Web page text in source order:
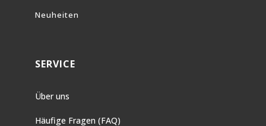
Neuheiten
SERVICE
Über uns
Häufige Fragen (FAQ)